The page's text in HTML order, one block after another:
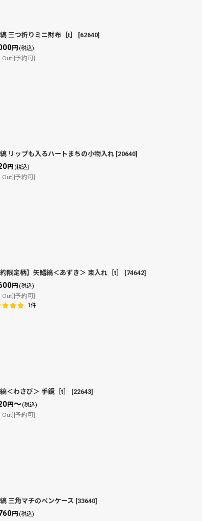
三つ折りミニ財布［t］ [62640]
円 (税込)
Out][予約可]
リップも入るハートまちの小物入れ [20640]
円 (税込)
Out][予約可]
約限定柄】矢鱈縞＜あずき＞ 束入れ［t］ [74642]
円 (税込)
Out][予約可]
1件
＜わさび＞ 手鏡［t］ [22643]
円～(税込)
Out][予約可]
三角マチのペンケース [33640]
円 (税込)